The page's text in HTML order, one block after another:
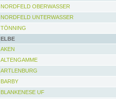
NORDFELD OBERWASSER
NORDFELD UNTERWASSER
TÖNNING
ELBE
AKEN
ALTENGAMME
ARTLENBURG
BARBY
BLANKENESE UF